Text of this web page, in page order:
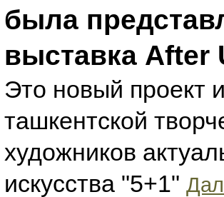
была
выставка After
Это новый проект
ташкентской
художников
искусства "5+1"